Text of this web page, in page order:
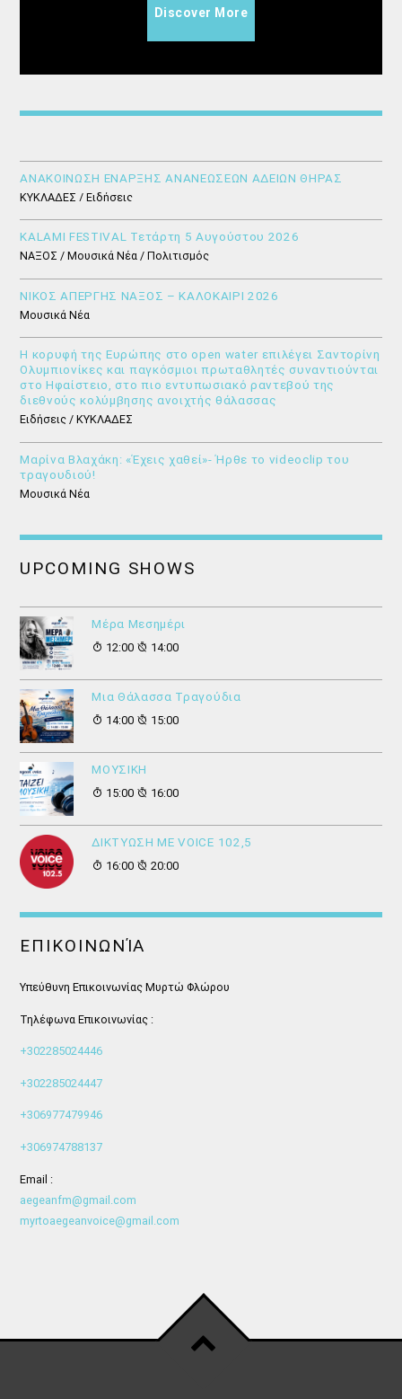
Discover More
ΑΝΑΚΟΙΝΩΣΗ ΕΝΑΡΞΗΣ ΑΝΑΝΕΩΣΕΩΝ ΑΔΕΙΩΝ ΘΗΡΑΣ
ΚΥΚΛΑΔΕΣ / Ειδήσεις
KALAMI FESTIVAL Τετάρτη 5 Αυγούστου 2026
ΝΑΞΟΣ / Μουσικά Νέα / Πολιτισμός
ΝΙΚΟΣ ΑΠΕΡΓΗΣ ΝΑΞΟΣ – ΚΑΛΟΚΑΙΡΙ 2026
Μουσικά Νέα
Η κορυφή της Ευρώπης στο open water επιλέγει Σαντορίνη
Ολυμπιονίκες και παγκόσμιοι πρωταθλητές συναντιούνται
στο Ηφαίστειο, στο πιο εντυπωσιακό ραντεβού της
διεθνούς κολύμβησης ανοιχτής θάλασσας
Ειδήσεις / ΚΥΚΛΑΔΕΣ
Μαρίνα Βλαχάκη: «Έχεις χαθεί»- Ήρθε το videoclip του
τραγουδιού!
Μουσικά Νέα
UPCOMING SHOWS
Μέρα Μεσημέρι
12:00
14:00
Μια Θάλασσα Τραγούδια
14:00
15:00
ΜΟΥΣΙΚΗ
15:00
16:00
ΔΙΚΤΥΩΣΗ ΜΕ VOICE 102,5
16:00
20:00
ΕΠΙΚΟΙΝΩΝΊΑ
Υπεύθυνη Επικοινωνίας Μυρτώ Φλώρου
Τηλέφωνα Επικοινωνίας :
+302285024446
+302285024447
+306977479946
+306974788137
Email :
aegeanfm@gmail.com
myrtoaegeanvoice@gmail.com